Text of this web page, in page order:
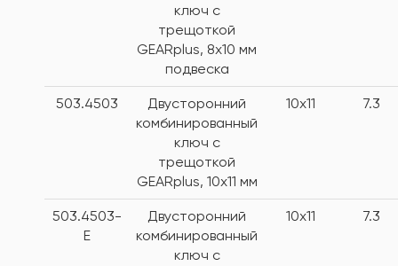
ключ с
трещоткой
GEARplus, 8х10 мм
подвеска
503.4503
Двусторонний
комбинированный
ключ с
трещоткой
GEARplus, 10х11 мм
10x11 7.3
503.4503-
E
Двусторонний
комбинированный
ключ с
10x11 7.3